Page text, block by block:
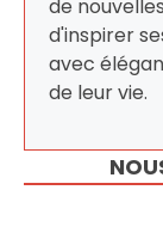
de
d'inspirer
avec
de leur vie.